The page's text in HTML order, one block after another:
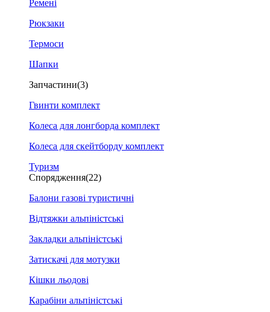
Ремені
Рюкзаки
Термоси
Шапки
Запчастини(3)
Гвинти комплект
Колеса для лонгборда комплект
Колеса для скейтборду комплект
Туризм
Спорядження(22)
Балони газові туристичні
Відтяжки альпіністські
Закладки альпіністські
Затискачі для мотузки
Кішки льодові
Карабіни альпіністські